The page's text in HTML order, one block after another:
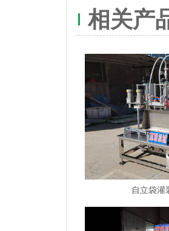
相关产
自立袋灌